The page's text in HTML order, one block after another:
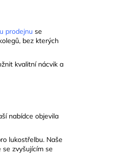
prodejnu se
bez kterých
kvalitní nácvik a
nabídce objevila
lukostřelbu. Naše
zvyšujícím se